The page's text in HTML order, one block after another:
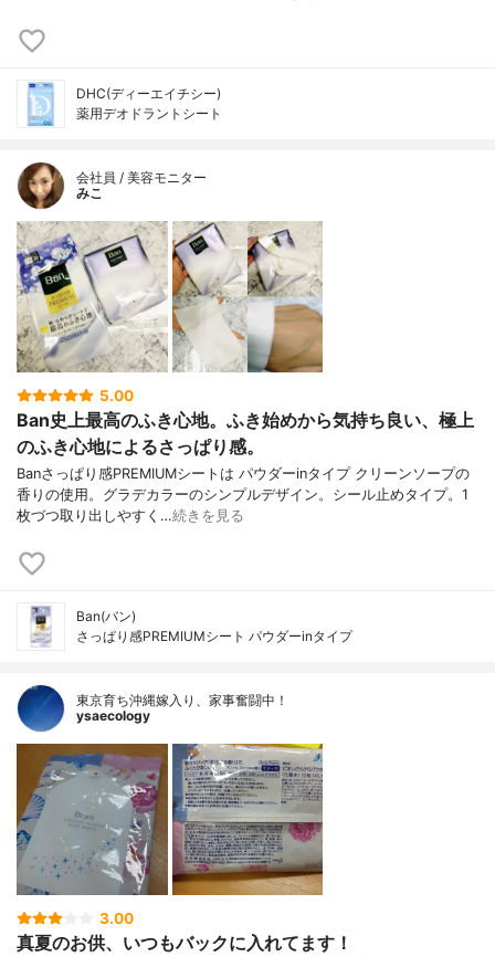
DHC(ディーエイチシー)
薬用デオドラントシート
会社員 / 美容モニター
みこ
5.00
Ban史上最高のふき心地。ふき始めから気持ち良い、極上
のふき心地によるさっぱり感。
Banさっぱり感PREMIUMシートは パウダーinタイプ クリーンソープの
香りの使用。グラデカラーのシンプルデザイン。シール止めタイプ。1
枚づつ取り出しやすく…続きを見る
Ban(バン)
さっぱり感PREMIUMシート パウダーinタイプ
東京育ち沖縄嫁入り、家事奮闘中！
ysaecology
3.00
真夏のお供、いつもバックに入れてます！